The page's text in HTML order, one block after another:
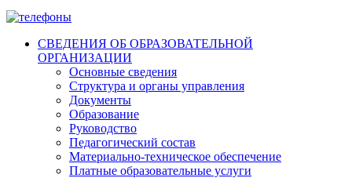
СВЕДЕНИЯ ОБ ОБРАЗОВАТЕЛЬНОЙ
ОРГАНИЗАЦИИ
Основные сведения
Структура и органы управления
Документы
Образование
Руководство
Педагогический состав
Материально-техническое обеспечение
Платные образовательные услуги